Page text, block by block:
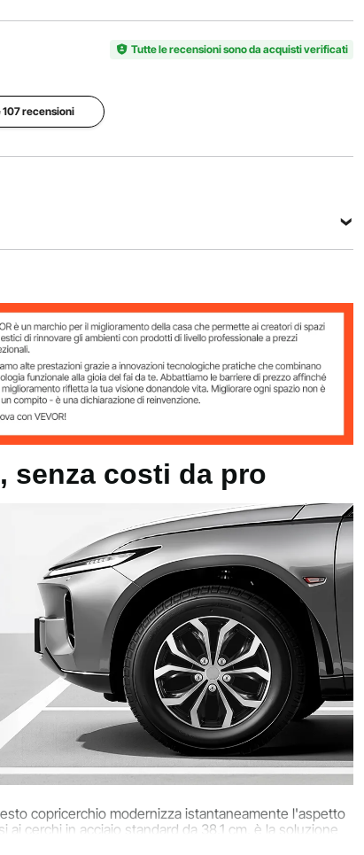
Numero
articolo
ruota
ruota in
4
Dimensioni
compatibile
Vedi tutte le specifiche
Tutte le recensioni sono da acquisti verificati
107 recensioni
standard
15 pollici
/ φ 415 x 70 mm
senza costi da pro
copricerchio modernizza istantaneamente l'aspetto
cerchi in acciaio standard da 38,1 cm, è la soluzione